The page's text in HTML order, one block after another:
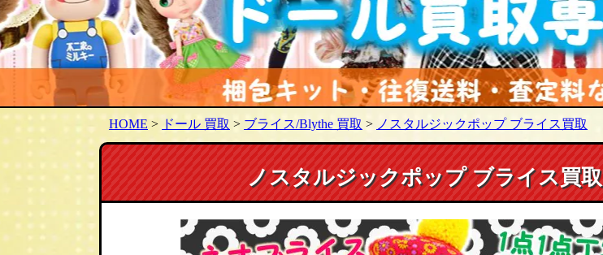
HOME > ドール 買取 > ブライス/Blythe 買取 > ノスタルジックポップ ブライス買取
ノスタルジックポップ ブライス買取